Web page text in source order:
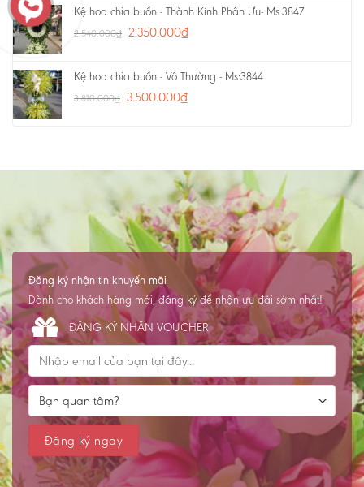
Kệ hoa chia buồn - Thành Kính Phân Ưu- Ms:3847
2.540.000₫ 2.350.000₫
Kệ hoa chia buồn - Vô Thường - Ms:3844
3.810.000₫ 3.500.000₫
Đăng ký nhận tin khuyến mãi
Dành cho khách hàng mới, đăng ký để nhận ưu đãi sớm nhất!
ĐĂNG KÝ NHẬN VOUCHER